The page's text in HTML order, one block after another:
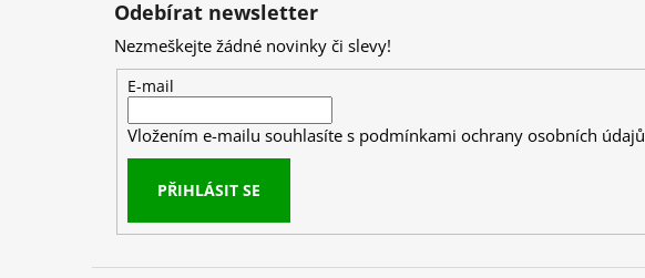
Odebírat newsletter
Nezmeškejte žádné novinky či slevy!
E-mail
Vložením e-mailu souhlasíte s podmínkami ochrany osobních údajů
PŘIHLÁSIT SE